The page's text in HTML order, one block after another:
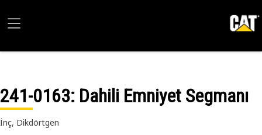
241-0163: Dahili Emniyet Segmanı
İnç, Dikdörtgen